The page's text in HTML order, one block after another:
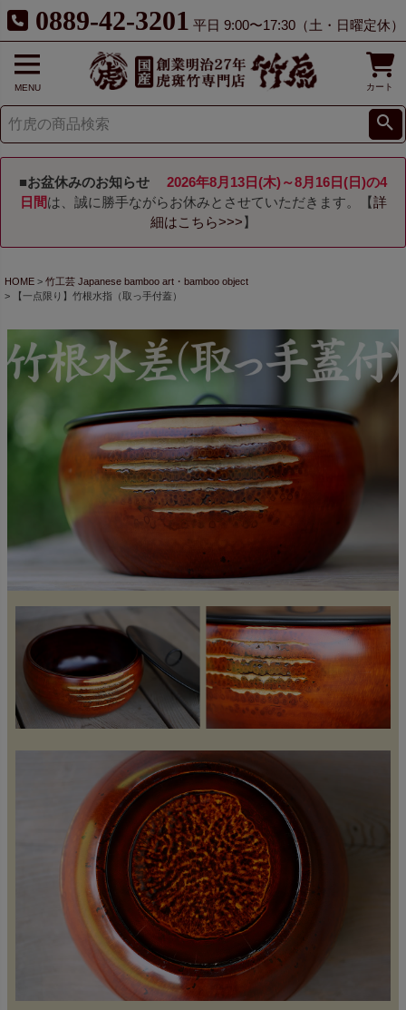
0889-42-3201 平日 9:00〜17:30（土・日曜定休）
MENU カート
■お盆休みのお知らせ
2026年8月13日(木)～8月16日(日)の4
日間は、誠に勝手ながらお休みとさせていただきます。【詳
細はこちら>>> 】
HOME
竹工芸 Japanese bamboo art・bamboo object
【一点限り】竹根水指（取っ手付蓋）